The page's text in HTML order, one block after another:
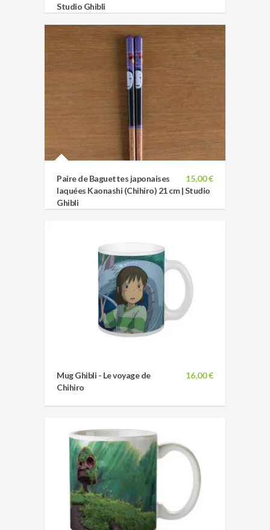
Studio Ghibli
15,00 €
Paire de Baguettes japonaises
laquées Kaonashi (Chihiro) 21 cm | Studio
Ghibli
16,00 €
Mug Ghibli - Le voyage de
Chihiro